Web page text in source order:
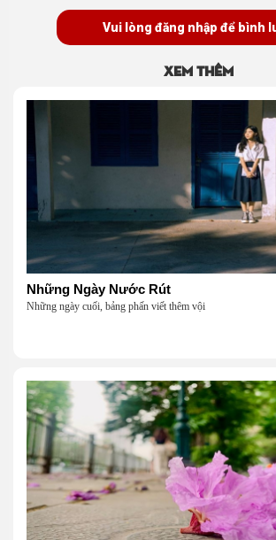
Vui lòng đăng nhập để bình
Xem thêm
Những Ngày Nước Rút
Những ngày cuối, bảng phấn viết thêm vội